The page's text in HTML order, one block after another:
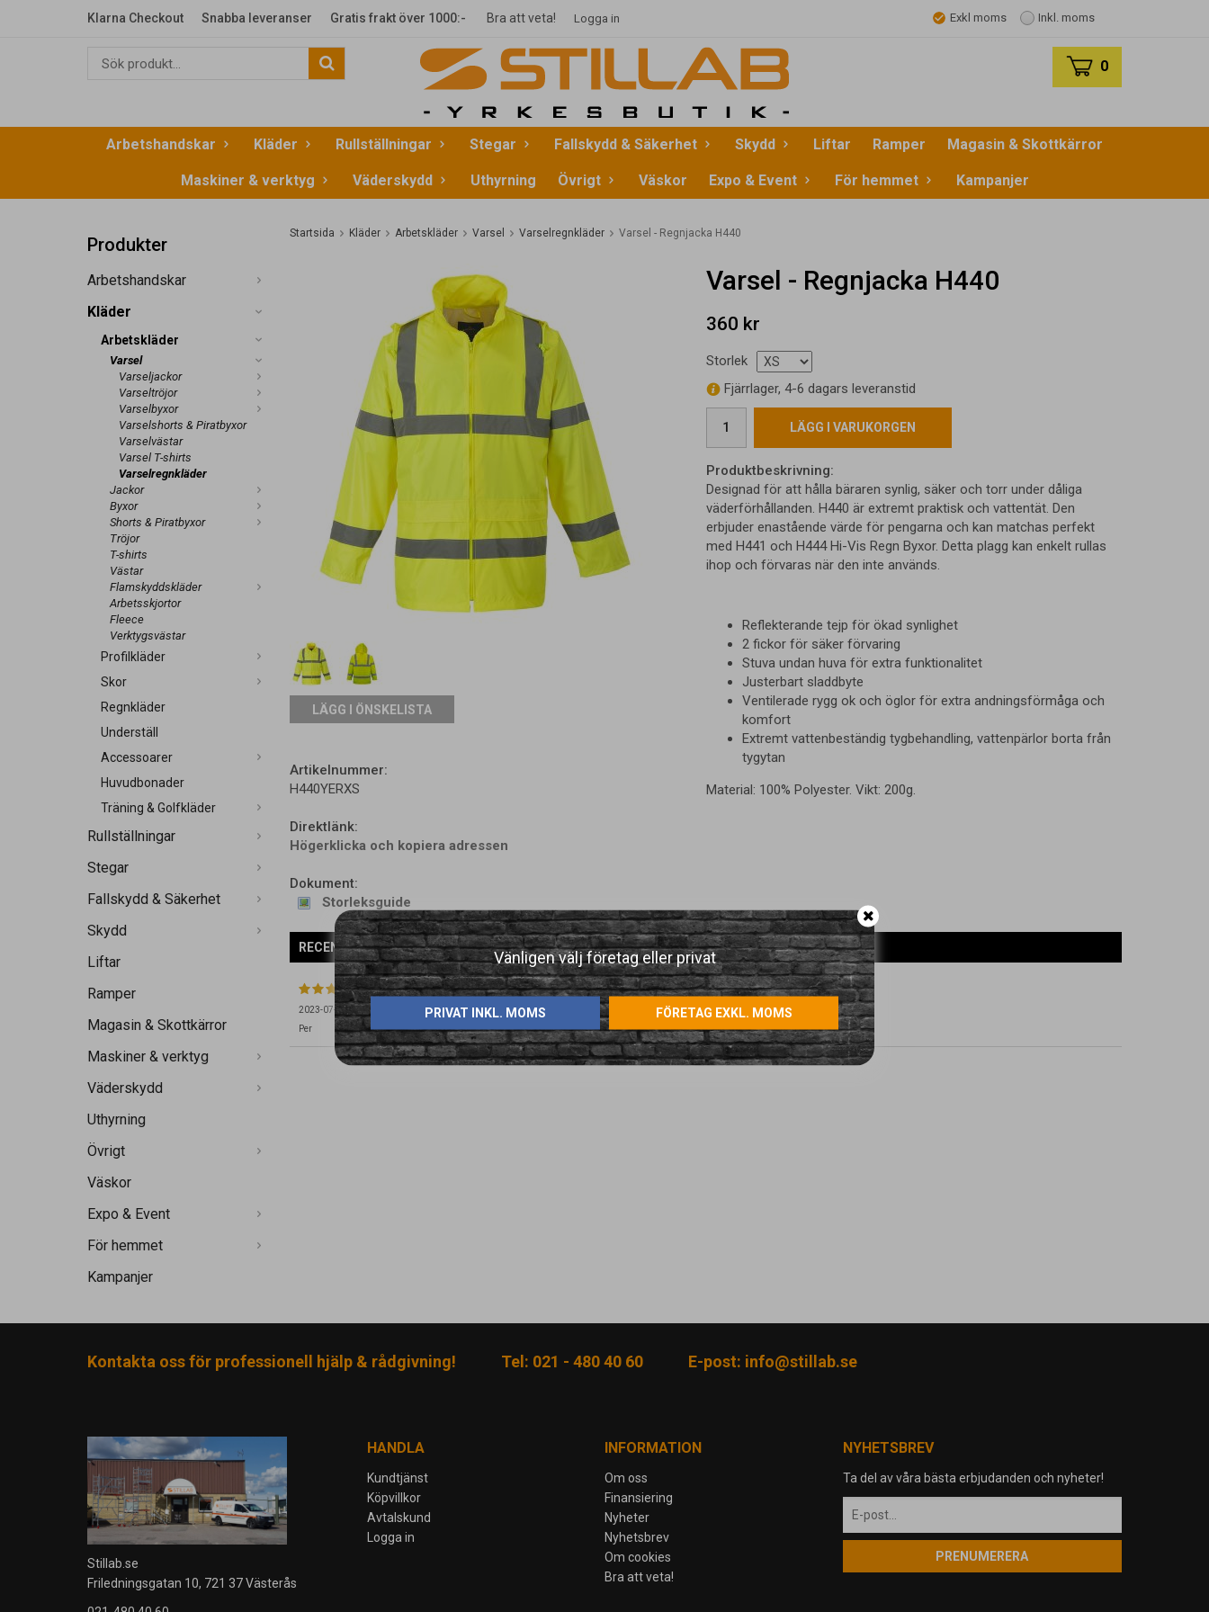
Klarna Checkout Snabba leveranser Gratis frakt över 1000:- Bra att veta! Logga in Exkl moms Inkl. moms
0
Arbetshandskar Kläder Rullställningar Stegar Fallskydd & Säkerhet Skydd Liftar Ramper Magasin & Skottkärror
Maskiner & verktyg Väderskydd Uthyrning Övrigt Väskor Expo & Event För hemmet Kampanjer
Produkter
Arbetshandskar
Kläder
Arbetskläder
Varsel
Varseljackor
Varseltröjor
Varselbyxor
Varselshorts & Piratbyxor
Varselvästar
Varsel T-shirts
Varselregnkläder
Jackor
Byxor
Shorts & Piratbyxor
Tröjor
T-shirts
Västar
Flamskyddskläder
Arbetsskjortor
Fleece
Verktygsvästar
Profilkläder
Skor
Regnkläder
Underställ
Accessoarer
Huvudbonader
Träning & Golfkläder
Rullställningar
Stegar
Fallskydd & Säkerhet
Skydd
Liftar
Ramper
Magasin & Skottkärror
Maskiner & verktyg
Väderskydd
Uthyrning
Övrigt
Väskor
Expo & Event
För hemmet
Kampanjer
Startsida Kläder Arbetskläder Varsel Varselregnkläder Varsel - Regnjacka H440
Vänligen välj företag eller privat
PRIVAT INKL. MOMS FÖRETAG EXKL. MOMS
Varsel - Regnjacka H440
360 kr
Storlek
Fjärrlager, 4-6 dagars leveranstid
LÄGG I VARUKORGEN
Produktbeskrivning:
Designad för att hålla bäraren synlig, säker och torr under dåliga
väderförhållanden. H440 är extremt praktisk och vattentät. Den
erbjuder enastående värde för pengarna och kan matchas perfekt
med H441 och H444 Hi-Vis Regn Byxor. Detta plagg kan enkelt rullas
ihop och förvaras när den inte används.
Reflekterande tejp för ökad synlighet
2 fickor för säker förvaring
Stuva undan huva för extra funktionalitet
Justerbart sladdbyte
Ventilerade rygg ok och öglor för extra andningsförmåga och
komfort
Extremt vattenbeständig tygbehandling, vattenpärlor borta från
tygytan
Material: 100% Polyester. Vikt: 200g.
LÄGG I ÖNSKELISTA
Artikelnummer:
H440YERXS
Direktlänk:
Högerklicka och kopiera adressen
Dokument:
Storleksguide
RECENSIONER
2023-07-17
Per
Kontakta oss för professionell hjälp & rådgivning! Tel: 021 - 480 40 60 E-post: info@stillab.se
Stillab.se
Friledningsgatan 10, 721 37 Västerås
HANDLA
Kundtjänst
Köpvillkor
Avtalskund
Logga in
INFORMATION
Om oss
Finansiering
Nyheter
Nyhetsbrev
Om cookies
Bra att veta!
NYHETSBREV
Ta del av våra bästa erbjudanden och nyheter!
PRENUMERERA